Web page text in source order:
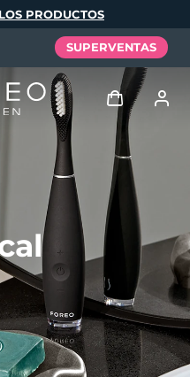
PRODUCTOS
SUPERVENTAS
Iniciar sesión
Perfil de usuario
Mis dispositivos
Mis pedidos
Mis direcciones
Español
Português
Русский
繁體中文